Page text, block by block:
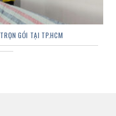
GÓI TẠI TP.HCM